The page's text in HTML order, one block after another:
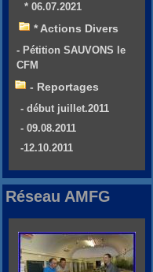
* 06.07.2021
* Actions Divers
- Pétition SAUVONS le
CFM
- Reportages
- début juillet.2011
- 09.08.2011
-12.10.2011
Réseau AMFG